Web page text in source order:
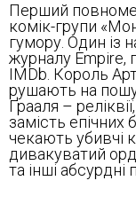
Перший
комік-групи
гумору. Один із
журналу Empire,
IMDb. Король
рушають на
Ґрааля –
замість епічних
чекають убивчі
дивакуватий
та інші абсурдні